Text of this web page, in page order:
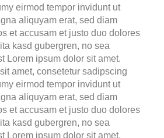
eirmod tempor invidunt ut
aliquyam erat, sed diam
et accusam et justo duo dolores
kasd gubergren, no sea
Lorem ipsum dolor sit amet.
amet, consetetur sadipscing
eirmod tempor invidunt ut
aliquyam erat, sed diam
et accusam et justo duo dolores
kasd gubergren, no sea
Lorem ipsum dolor sit amet.